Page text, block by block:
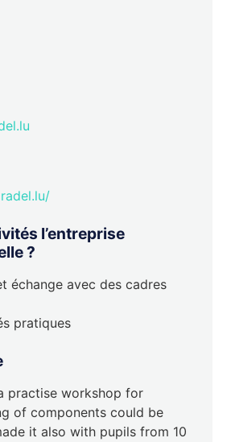
l’entreprise
?
échange avec des cadres
pratiques
practise workshop for
of components could be
it also with pupils from 10